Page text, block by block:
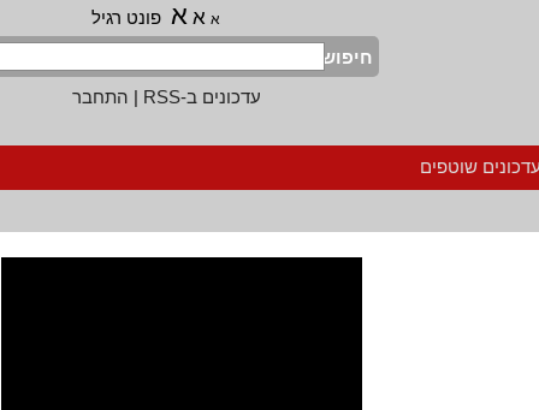
א א פונט רגיל
חיפוש
עדכונים ב-RSS
|התחבר
שוטפים